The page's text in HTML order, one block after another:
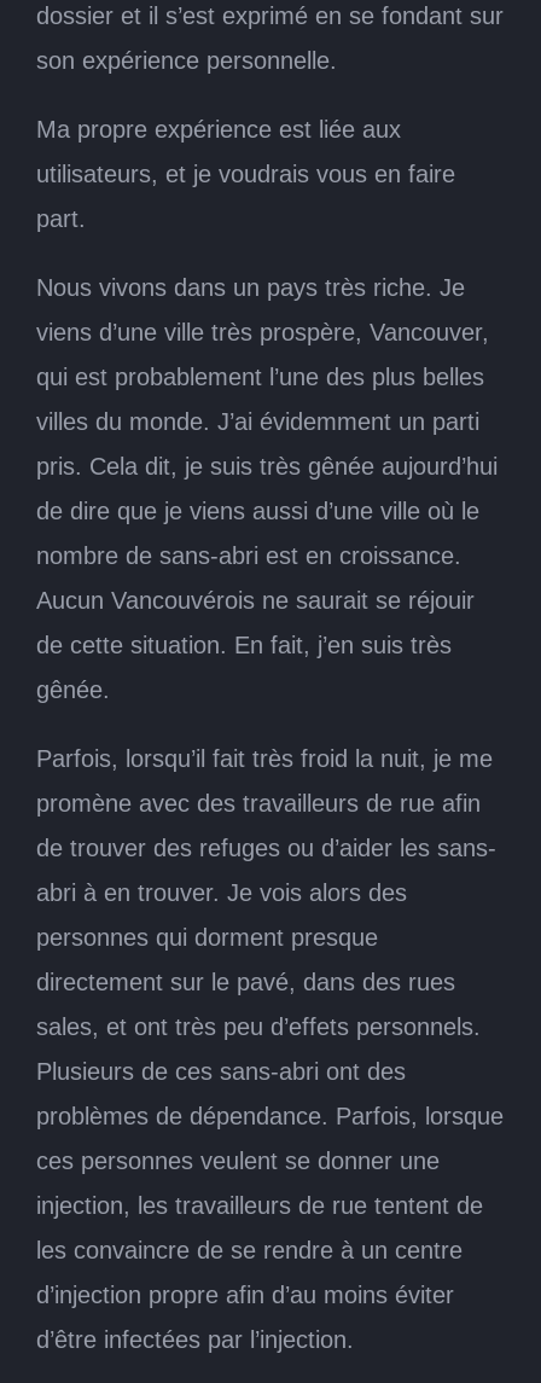
dossier et il s’est exprimé en se fondant sur
son expérience personnelle.
Ma propre expérience est liée aux
utilisateurs, et je voudrais vous en faire
part.
Nous vivons dans un pays très riche. Je
viens d’une ville très prospère, Vancouver,
qui est probablement l’une des plus belles
villes du monde. J’ai évidemment un parti
pris. Cela dit, je suis très gênée aujourd’hui
de dire que je viens aussi d’une ville où le
nombre de sans-abri est en croissance.
Aucun Vancouvérois ne saurait se réjouir
de cette situation. En fait, j’en suis très
gênée.
Parfois, lorsqu’il fait très froid la nuit, je me
promène avec des travailleurs de rue afin
de trouver des refuges ou d’aider les sans-
abri à en trouver. Je vois alors des
personnes qui dorment presque
directement sur le pavé, dans des rues
sales, et ont très peu d’effets personnels.
Plusieurs de ces sans-abri ont des
problèmes de dépendance. Parfois, lorsque
ces personnes veulent se donner une
injection, les travailleurs de rue tentent de
les convaincre de se rendre à un centre
d’injection propre afin d’au moins éviter
d’être infectées par l’injection.